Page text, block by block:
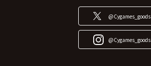
@Cygames_goods
@Cygames_goods